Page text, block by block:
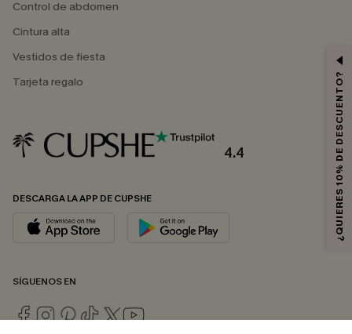
Control de abdomen
Cintura alta
Vestidos de fiesta
Tarjeta regalo
4.4
DESCARGA LA APP DE CUPSHE
SÍGUENOS EN
¿QUIERES 10% DE DESCUENTO?